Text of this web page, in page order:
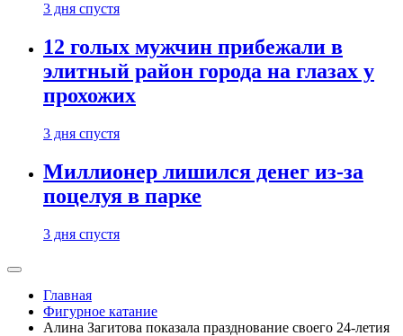
3 дня спустя
12 голых мужчин прибежали в
элитный район города на глазах у
прохожих
3 дня спустя
Миллионер лишился денег из-за
поцелуя в парке
3 дня спустя
Главная
Фигурное катание
Алина Загитова показала празднование своего 24-летия